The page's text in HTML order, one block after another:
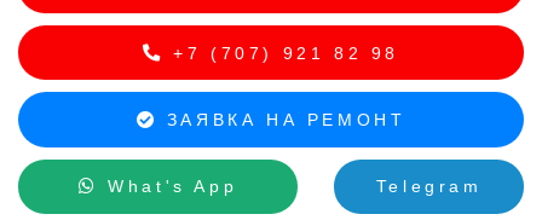
+7 (707) 921 82 98
ЗАЯВКА НА РЕМОНТ
What's App Telegram